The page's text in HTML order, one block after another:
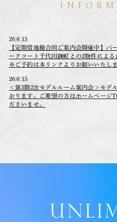
26.6.15
【定期借地権合同ご案内会開催中】パ
ークコート千代田麹町との2物件によ
※ご予約は本リンクよりお願いいたしま
26.6.15
＜第3期2次モデルルーム案内会＞モデ
おります。ご希望の方はホームページ
ださいませ。